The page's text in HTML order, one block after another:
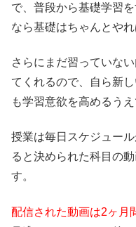
で、普段から基礎学習
なら基礎はちゃんとや
さらにまだ習っていな
てくれるので、自ら新
も学習意欲を高めるう
授業は毎日スケジュー
ると決められた科目の
す。
配信された動画は2ヶ月